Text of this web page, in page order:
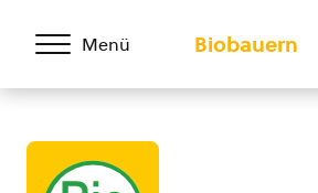
Menü Biobauern